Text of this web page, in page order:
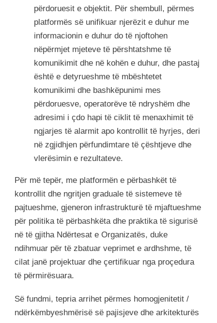
përdoruesit e objektit. Për shembull, përmes
platformës së unifikuar njerëzit e duhur me
informacionin e duhur do të njoftohen
nëpërmjet mjeteve të përshtatshme të
komunikimit dhe në kohën e duhur, dhe pastaj
është e detyrueshme të mbështetet
komunikimi dhe bashkëpunimi mes
përdoruesve, operatorëve të ndryshëm dhe
adresimi i çdo hapi të ciklit të menaxhimit të
ngjarjes të alarmit apo kontrollit të hyrjes, deri
në zgjidhjen përfundimtare të çështjeve dhe
vlerësimin e rezultateve.
Për më tepër, me platformën e përbashkët të
kontrollit dhe ngritjen graduale të sistemeve të
pajtueshme, gjeneron infrastrukturë të mjaftueshme
për politika të përbashkëta dhe praktika të sigurisë
në të gjitha Ndërtesat e Organizatës, duke
ndihmuar për të zbatuar veprimet e ardhshme, të
cilat janë projektuar dhe çertifikuar nga proçedura
të përmirësuara.
Së fundmi, tepria arrihet përmes homogjenitetit /
ndërkëmbyeshmërisë së pajisjeve dhe arkitekturës